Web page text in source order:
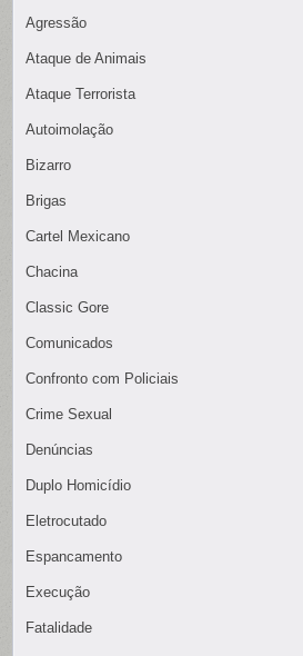
Agressão
Ataque de Animais
Ataque Terrorista
Autoimolação
Bizarro
Brigas
Cartel Mexicano
Chacina
Classic Gore
Comunicados
Confronto com Policiais
Crime Sexual
Denúncias
Duplo Homicídio
Eletrocutado
Espancamento
Execução
Fatalidade